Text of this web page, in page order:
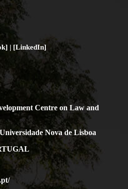
] | [LinkedIn]
Centre on Law and
Nova de Lisboa